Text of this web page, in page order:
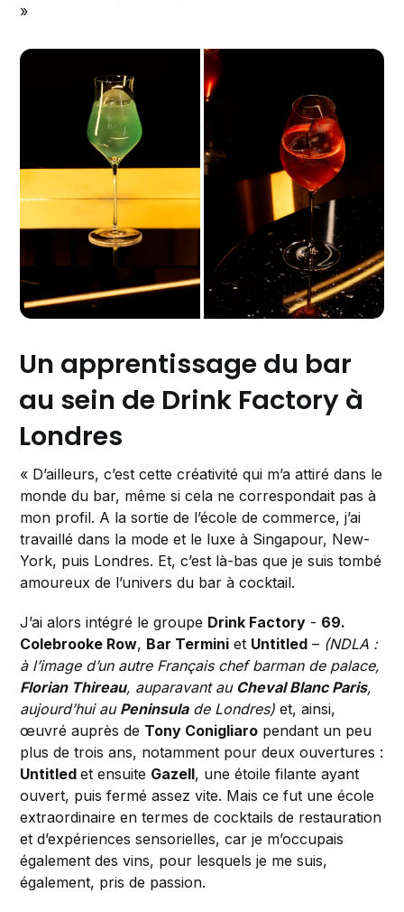
»
Un apprentissage du bar
au sein de Drink Factory à
Londres
« D’ailleurs, c’est cette créativité qui m’a attiré dans le
monde du bar, même si cela ne correspondait pas à
mon profil. A la sortie de l’école de commerce, j’ai
travaillé dans la mode et le luxe à Singapour, New-
York, puis Londres. Et, c’est là-bas que je suis tombé
amoureux de l’univers du bar à cocktail.
J’ai alors intégré le groupe Drink Factory - 69.
Colebrooke Row, Bar Termini et Untitled – (NDLA :
à l’image d’un autre Français chef barman de palace,
Florian Thireau, auparavant au Cheval Blanc Paris,
aujourd’hui au Peninsulade Londres) et, ainsi,
œuvré auprès de Tony Conigliaro pendant un peu
plus de trois ans, notamment pour deux ouvertures :
Untitledet ensuite Gazell, une étoile filante ayant
ouvert, puis fermé assez vite. Mais ce fut une école
extraordinaire en termes de cocktails de restauration
et d’expériences sensorielles, car je m’occupais
également des vins, pour lesquels je me suis,
également, pris de passion.